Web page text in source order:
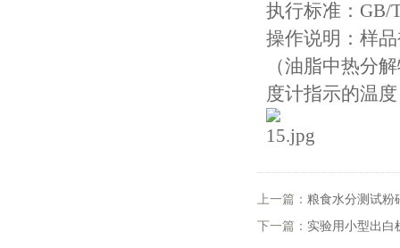
执行标准：GB/
操作说明：样
（油脂中热分
度计指示的温
上一篇： 粮食水分测试粉
下一篇： 实验用小型出白